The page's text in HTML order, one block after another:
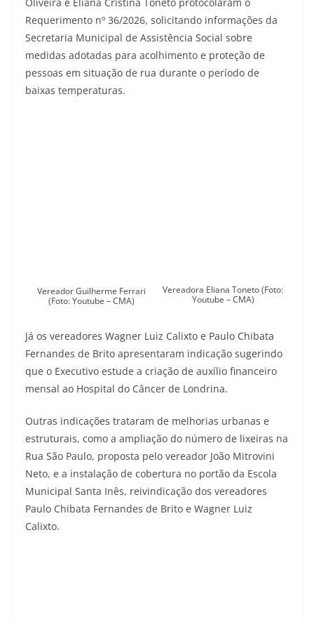
Oliveira e Eliana Cristina Toneto protocolaram o
Requerimento nº 36/2026, solicitando informações da
Secretaria Municipal de Assistência Social sobre
medidas adotadas para acolhimento e proteção de
pessoas em situação de rua durante o período de
baixas temperaturas.
Vereador Guilherme Ferrari
(Foto: Youtube – CMA)
Vereadora Eliana Toneto (Foto:
Youtube – CMA)
Já os vereadores Wagner Luiz Calixto e Paulo Chibata
Fernandes de Brito apresentaram indicação sugerindo
que o Executivo estude a criação de auxílio financeiro
mensal ao Hospital do Câncer de Londrina.
Outras indicações trataram de melhorias urbanas e
estruturais, como a ampliação do número de lixeiras na
Rua São Paulo, proposta pelo vereador João Mitrovini
Neto, e a instalação de cobertura no portão da Escola
Municipal Santa Inês, reivindicação dos vereadores
Paulo Chibata Fernandes de Brito e Wagner Luiz
Calixto.